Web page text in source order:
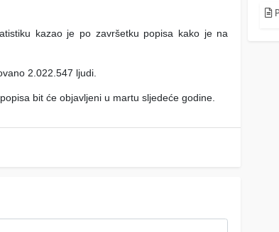
kazao je po završetku popisa kako je na
2.022.547 ljudi.
bit će objavljeni u martu sljedeće godine.